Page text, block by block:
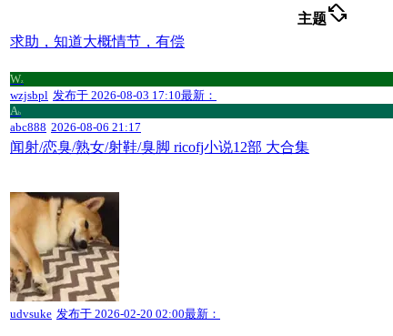
主题screen_rotation_alt
求助，知道大概情节，有偿
Wz
wzjsbpl 发布于 2026-08-03 17:10最新：
Ab
abc888 2026-08-06 21:17
闻射/恋臭/熟女/射鞋/臭脚 ricofj小说12部 大合集
udvsuke 发布于 2026-02-20 02:00最新：